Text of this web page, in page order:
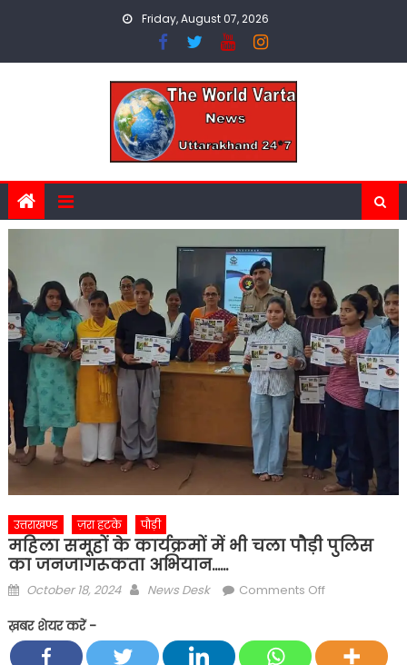
Friday, August 07, 2026
उत्तराखण्ड ज़रा हटके पौड़ी
महिला समूहों के कार्यक्रमों में भी चला पौड़ी पुलिस
का जनजागरूकता अभियान……
Posted
October 18, 2024 Author
News Desk Comments Offon
ख़बर शेयर करें -